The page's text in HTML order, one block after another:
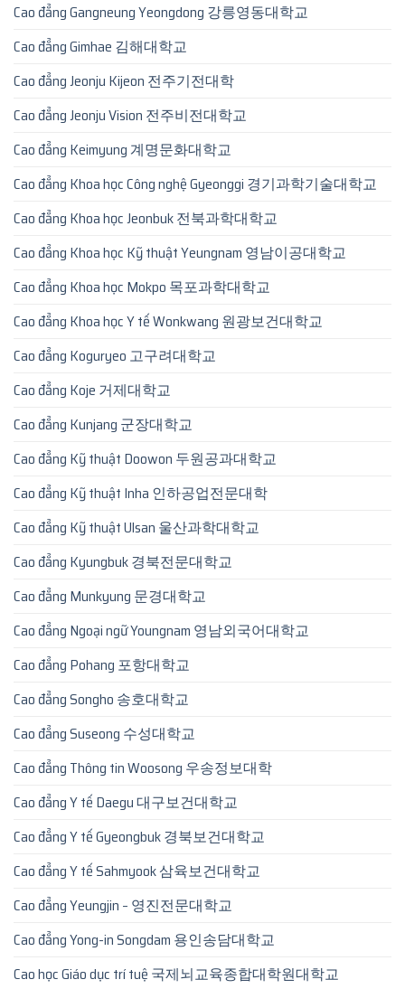
Cao đẳng Gangneung Yeongdong 강릉영동대학교
Cao đẳng Gimhae 김해대학교
Cao đẳng Jeonju Kijeon 전주기전대학
Cao đẳng Jeonju Vision 전주비전대학교
Cao đẳng Keimyung 계명문화대학교
Cao đẳng Khoa học Công nghệ Gyeonggi 경기과학기술대학교
Cao đẳng Khoa học Jeonbuk 전북과학대학교
Cao đẳng Khoa học Kỹ thuật Yeungnam 영남이공대학교
Cao đẳng Khoa học Mokpo 목포과학대학교
Cao đẳng Khoa học Y tế Wonkwang 원광보건대학교
Cao đẳng Koguryeo 고구려대학교
Cao đẳng Koje 거제대학교
Cao đẳng Kunjang 군장대학교
Cao đẳng Kỹ thuật Doowon 두원공과대학교
Cao đẳng Kỹ thuật Inha 인하공업전문대학
Cao đẳng Kỹ thuật Ulsan 울산과학대학교
Cao đẳng Kyungbuk 경북전문대학교
Cao đẳng Munkyung 문경대학교
Cao đẳng Ngoại ngữ Youngnam 영남외국어대학교
Cao đẳng Pohang 포항대학교
Cao đẳng Songho 송호대학교
Cao đẳng Suseong 수성대학교
Cao đẳng Thông tin Woosong 우송정보대학
Cao đẳng Y tế Daegu 대구보건대학교
Cao đẳng Y tế Gyeongbuk 경북보건대학교
Cao đẳng Y tế Sahmyook 삼육보건대학교
Cao đẳng Yeungjin – 영진전문대학교
Cao đẳng Yong-in Songdam 용인송담대학교
Cao học Giáo dục trí tuệ 국제뇌교육종합대학원대학교